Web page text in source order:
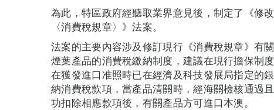
為此，特區政府經聽取業界意見後，制定了《修
〈消費稅規章〉》法案。
法案的主要內容涉及修訂現行《消費稅規章》有
煙葉產品的消費稅繳納制度，建議在現行擔保制
在獲發進口准照時已在經濟及科技發展局指定的
納消費稅款項，當產品清關時，經海關檢核通過
功扣除相應款項後，有關產品方可進口本澳。